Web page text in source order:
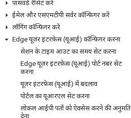
पासवर्ड रीसेट करें
ईमेल और एसएमटीपी सर्वर कॉन्फ़िगर करें
लॉगिंग कॉन्फ़िगर करें
Edge यूज़र इंटरफ़ेस (यूआई) कॉन्फ़िगर करना
सेशन के टाइम आउट का समय सेट करना
Edge यूज़र इंटरफ़ेस (यूआई) पोर्ट नंबर सेट
करना
यूज़र इंटरफ़ेस (यूआई) में बदलाव
पोर्टल का यूआरएल सेट करना
लोकल आईपी पतों को ऐक्सेस करने की अनुमति
देना